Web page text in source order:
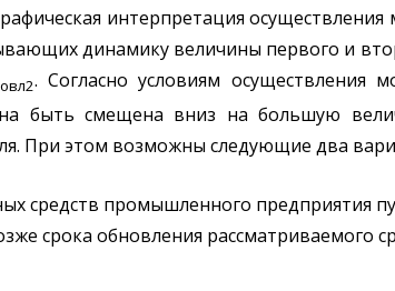
интерпретация
динамику величины первого и
. Согласно условиям осуществления
быть смещена вниз на большую
При этом возможны следующие два
средств промышленного предприятия
срока обновления рассматриваемого